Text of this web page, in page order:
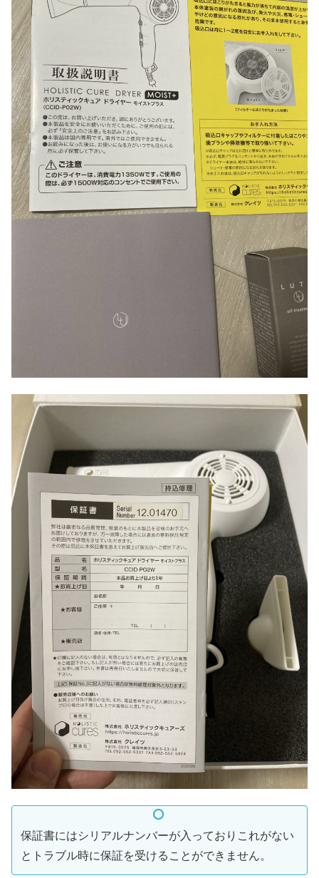
保証書にはシリアルナンバーが入っておりこれがない
とトラブル時に保証を受けることができません。